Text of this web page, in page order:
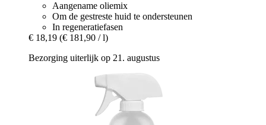
Aangename oliemix
Om de gestreste huid te ondersteunen
In regeneratiefasen
€ 18,19 (€ 181,90 / l)
Bezorging uiterlijk op 21. augustus